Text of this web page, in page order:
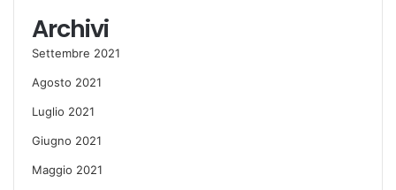
Archivi
Settembre 2021
Agosto 2021
Luglio 2021
Giugno 2021
Maggio 2021